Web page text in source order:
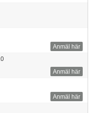
Anmäl här
Anmäl här
Anmäl här